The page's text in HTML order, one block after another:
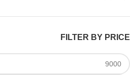
FILTER BY PRICE